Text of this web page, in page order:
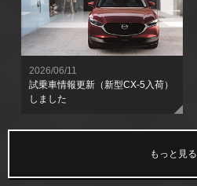
2026/06/11
試乗車情報更新（新型CX-5入荷）
しました
もっと見る